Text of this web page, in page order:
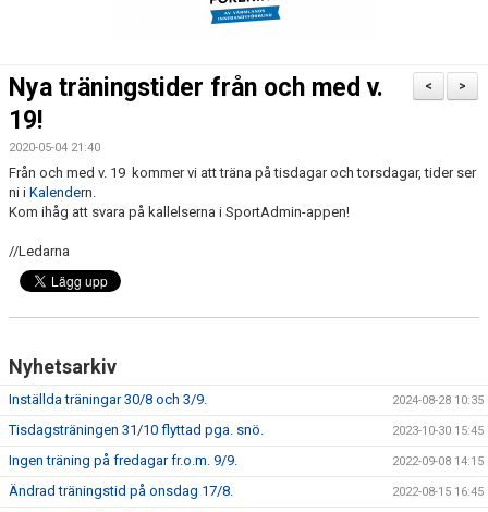
KALENDER
MATCHER
BILDGALLERI
DOKUMENT
>
<
Nya träningstider från och med v.
19!
2020-05-04 21:40
Från och med v. 19 kommer vi att träna på tisdagar och torsdagar, tider ser
ni i Kalendern.
Kom ihåg att svara på kallelserna i SportAdmin-appen!
//Ledarna
Nyhetsarkiv
Inställda träningar 30/8 och 3/9. 2024-08-28 10:35
Tisdagsträningen 31/10 flyttad pga. snö. 2023-10-30 15:45
Ingen träning på fredagar fr.o.m. 9/9. 2022-09-08 14:15
Ändrad träningstid på onsdag 17/8. 2022-08-15 16:45